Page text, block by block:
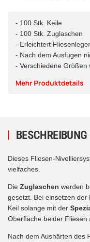
- 100 Stk. Keile
- 100 Stk. Zuglaschen
- Erleichtert
- Nach dem Ausfugen
- Verschiedene Größen
Mehr Produktdetails
BESCHREIBUNG
Dieses Fliesen-
vielfaches.
Die Zuglaschen werden
gesetzt. Bei einsetzen
Keil solange mit der
Oberfläche beider Fliesen
Nach dem Aushärten des